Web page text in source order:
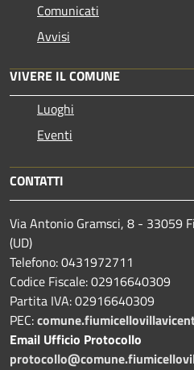
Comunicati
Avvisi
VIVERE IL COMUNE
Luoghi
Eventi
CONTATTI
Via Antonio Gramsci, 8 - 33059
(UD)
Telefono: 0431972711
Codice Fiscale: 02916640309
Partita IVA: 02916640309
PEC:
Email Ufficio Protocollo